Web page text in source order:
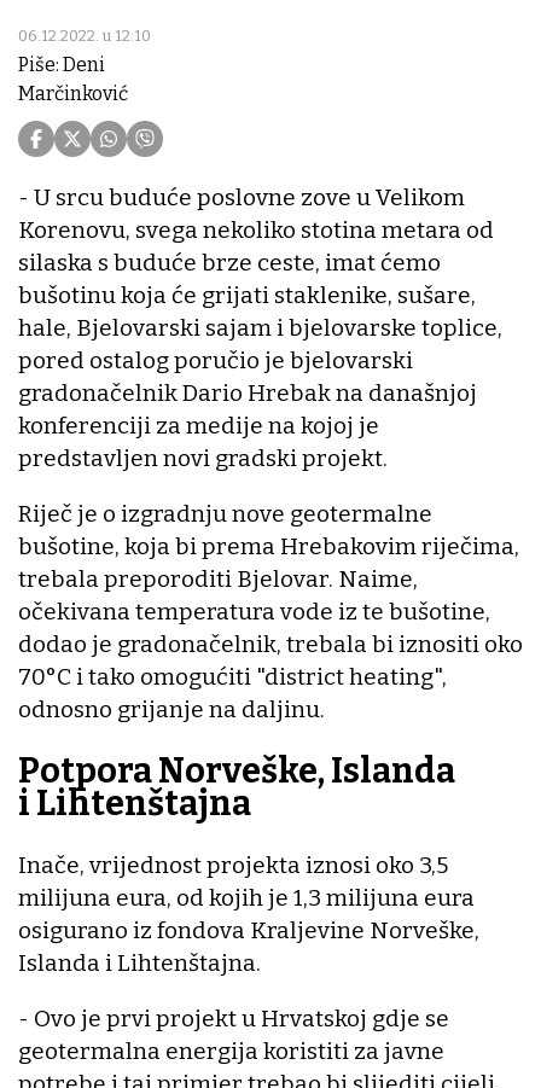
06.12.2022. u 12:10
Piše: Deni
Marčinković
- U srcu buduće poslovne zove u Velikom
Korenovu, svega nekoliko stotina metara od
silaska s buduće brze ceste, imat ćemo
bušotinu koja će grijati staklenike, sušare,
hale, Bjelovarski sajam i bjelovarske toplice,
pored ostalog poručio je bjelovarski
gradonačelnik Dario Hrebak na današnjoj
konferenciji za medije na kojoj je
predstavljen novi gradski projekt.
Riječ je o izgradnju nove geotermalne
bušotine, koja bi prema Hrebakovim riječima,
trebala preporoditi Bjelovar. Naime,
očekivana temperatura vode iz te bušotine,
dodao je gradonačelnik, trebala bi iznositi oko
70°C i tako omogućiti "district heating",
odnosno grijanje na daljinu.
Potpora Norveške, Islanda
i Lihtenštajna
Inače, vrijednost projekta iznosi oko 3,5
milijuna eura, od kojih je 1,3 milijuna eura
osigurano iz fondova Kraljevine Norveške,
Islanda i Lihtenštajna.
- Ovo je prvi projekt u Hrvatskoj gdje se
geotermalna energija koristiti za javne